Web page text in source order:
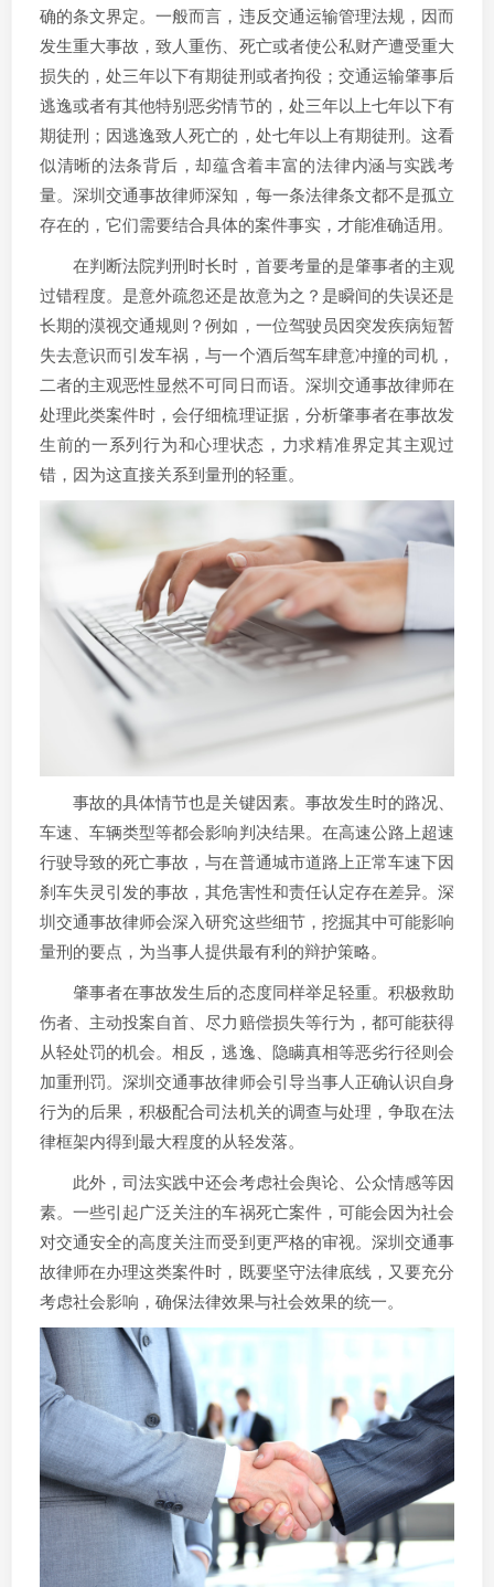
确的条文界定。一般而言，违反交通运输管理法规，因而
发生重大事故，致人重伤、死亡或者使公私财产遭受重大
损失的，处三年以下有期徒刑或者拘役；交通运输肇事后
逃逸或者有其他特别恶劣情节的，处三年以上七年以下有
期徒刑；因逃逸致人死亡的，处七年以上有期徒刑。这看
似清晰的法条背后，却蕴含着丰富的法律内涵与实践考
量。深圳交通事故律师深知，每一条法律条文都不是孤立
存在的，它们需要结合具体的案件事实，才能准确适用。
在判断法院判刑时长时，首要考量的是肇事者的主观
过错程度。是意外疏忽还是故意为之？是瞬间的失误还是
长期的漠视交通规则？例如，一位驾驶员因突发疾病短暂
失去意识而引发车祸，与一个酒后驾车肆意冲撞的司机，
二者的主观恶性显然不可同日而语。深圳交通事故律师在
处理此类案件时，会仔细梳理证据，分析肇事者在事故发
生前的一系列行为和心理状态，力求精准界定其主观过
错，因为这直接关系到量刑的轻重。
事故的具体情节也是关键因素。事故发生时的路况、
车速、车辆类型等都会影响判决结果。在高速公路上超速
行驶导致的死亡事故，与在普通城市道路上正常车速下因
刹车失灵引发的事故，其危害性和责任认定存在差异。深
圳交通事故律师会深入研究这些细节，挖掘其中可能影响
量刑的要点，为当事人提供最有利的辩护策略。
肇事者在事故发生后的态度同样举足轻重。积极救助
伤者、主动投案自首、尽力赔偿损失等行为，都可能获得
从轻处罚的机会。相反，逃逸、隐瞒真相等恶劣行径则会
加重刑罚。深圳交通事故律师会引导当事人正确认识自身
行为的后果，积极配合司法机关的调查与处理，争取在法
律框架内得到最大程度的从轻发落。
此外，司法实践中还会考虑社会舆论、公众情感等因
素。一些引起广泛关注的车祸死亡案件，可能会因为社会
对交通安全的高度关注而受到更严格的审视。深圳交通事
故律师在办理这类案件时，既要坚守法律底线，又要充分
考虑社会影响，确保法律效果与社会效果的统一。